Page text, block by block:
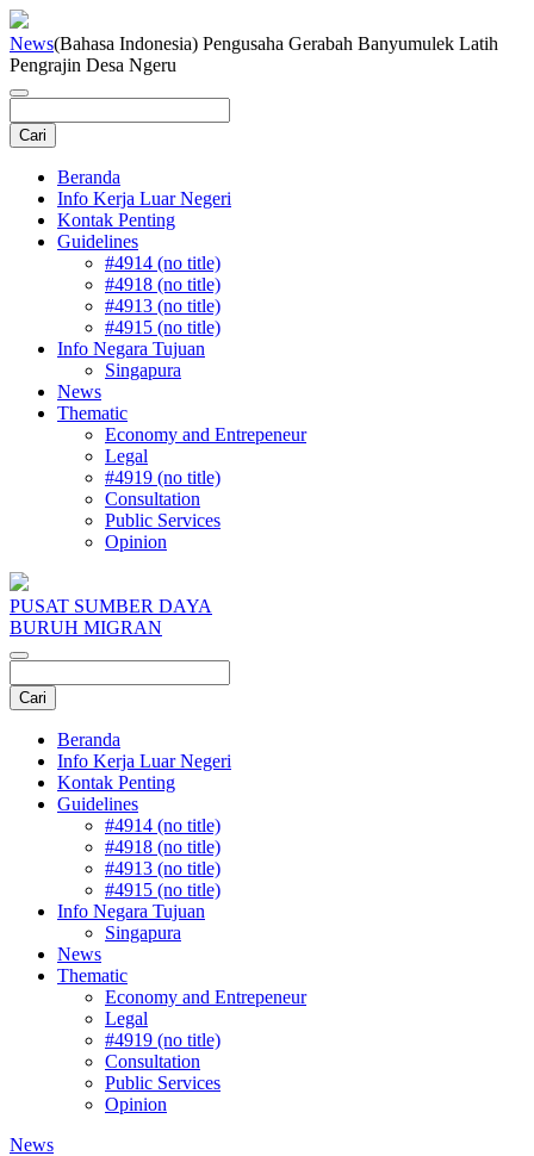
News(Bahasa Indonesia) Pengusaha Gerabah Banyumulek Latih
Pengrajin Desa Ngeru
Beranda
Info Kerja Luar Negeri
Kontak Penting
Guidelines
#4914 (no title)
#4918 (no title)
#4913 (no title)
#4915 (no title)
Info Negara Tujuan
Singapura
News
Thematic
Economy and Entrepeneur
Legal
#4919 (no title)
Consultation
Public Services
Opinion
PUSAT SUMBER DAYA
BURUH MIGRAN
Beranda
Info Kerja Luar Negeri
Kontak Penting
Guidelines
#4914 (no title)
#4918 (no title)
#4913 (no title)
#4915 (no title)
Info Negara Tujuan
Singapura
News
Thematic
Economy and Entrepeneur
Legal
#4919 (no title)
Consultation
Public Services
Opinion
News